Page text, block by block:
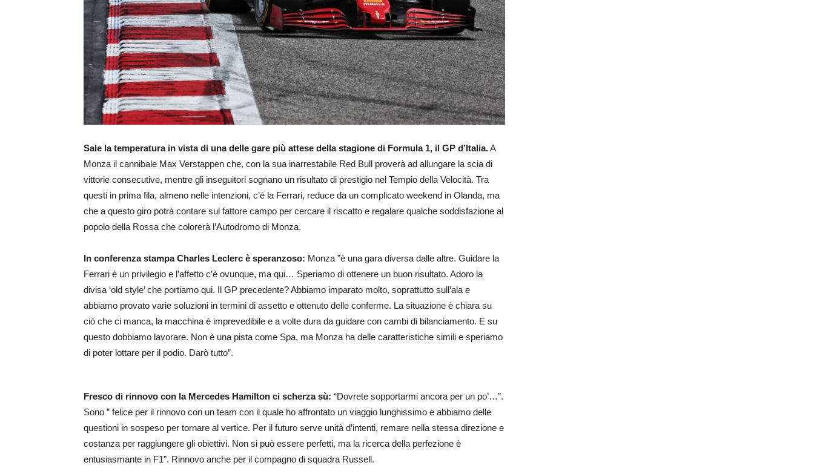
Sale la temperatura in vista di una delle gare più attese della stagione di Formula 1, il GP d’Italia.A
Monza il cannibale Max Verstappen che, con la sua inarrestabile Red Bull proverà ad allungare la scia di
vittorie consecutive, mentre gli inseguitori sognano un risultato di prestigio nel Tempio della Velocità. Tra
questi in prima fila, almeno nelle intenzioni, c’è la Ferrari, reduce da un complicato weekend in Olanda, ma
che a questo giro potrà contare sul fattore campo per cercare il riscatto e regalare qualche soddisfazione al
popolo della Rossa che colorerà l’Autodromo di Monza.
In conferenza stampa Charles Leclerc è speranzoso: Monza ”è una gara diversa dalle altre. Guidare la
Ferrari è un privilegio e l’affetto c’è ovunque, ma qui… Speriamo di ottenere un buon risultato. Adoro la
divisa ‘old style’ che portiamo qui. Il GP precedente? Abbiamo imparato molto, soprattutto sull’ala e
abbiamo provato varie soluzioni in termini di assetto e ottenuto delle conferme. La situazione è chiara su
ciò che ci manca, la macchina è imprevedibile e a volte dura da guidare con cambi di bilanciamento. E su
questo dobbiamo lavorare. Non è una pista come Spa, ma Monza ha delle caratteristiche simili e speriamo
di poter lottare per il podio. Darò tutto”.
Fresco di rinnovo con la Mercedes Hamilton ci scherza sù: “Dovrete sopportarmi ancora per un po’…”.
Sono ” felice per il rinnovo con un team con il quale ho affrontato un viaggio lunghissimo e abbiamo delle
questioni in sospeso per tornare al vertice. Per il futuro serve unità d’intenti, remare nella stessa direzione e
costanza per raggiungere gli obiettivi. Non si può essere perfetti, ma la ricerca della perfezione è
entusiasmante in F1”. Rinnovo anche per il compagno di squadra Russell.